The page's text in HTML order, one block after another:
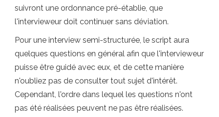
suivront une ordonnance pré-établie, que
l'intervieweur doit continuer sans déviation.
Pour une interview semi-structurée, le script aura
quelques questions en général afin que l'intervieweur
puisse être guidé avec eux, et de cette manière
n'oubliez pas de consulter tout sujet d'intérêt.
Cependant, l'ordre dans lequel les questions n'ont
pas été réalisées peuvent ne pas être réalisées.